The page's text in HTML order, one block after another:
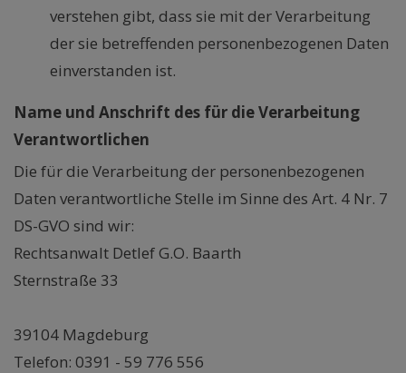
verstehen gibt, dass sie mit der Verarbeitung
der sie betreffenden personenbezogenen Daten
einverstanden ist.
Name und Anschrift des für die Verarbeitung
Verantwortlichen
Die für die Verarbeitung der personenbezogenen
Daten verantwortliche Stelle im Sinne des Art. 4 Nr. 7
DS-GVO sind wir:
Rechtsanwalt Detlef G.O. Baarth
Sternstraße 33
39104 Magdeburg
Telefon: 0391 - 59 776 556